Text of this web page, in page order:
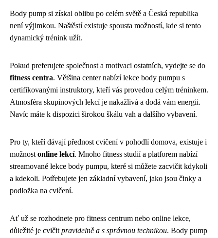
Body pump si získal oblibu po celém světě a Česká republika
není výjimkou. Naštěstí existuje spousta možností, kde si tento
dynamický trénink užít.
Pokud preferujete společnost a motivaci ostatních, vydejte se do
fitness centra. Většina center nabízí lekce body pumpu s
certifikovanými instruktory, kteří vás provedou celým tréninkem.
Atmosféra skupinových lekcí je nakažlivá a dodá vám energii.
Navíc máte k dispozici širokou škálu vah a dalšího vybavení.
Pro ty, kteří dávají přednost cvičení v pohodlí domova, existuje i
možnost online lekcí. Mnoho fitness studií a platforem nabízí
streamované lekce body pumpu, které si můžete zacvičit kdykoli
a kdekoli. Potřebujete jen základní vybavení, jako jsou činky a
podložka na cvičení.
Ať už se rozhodnete pro fitness centrum nebo online lekce,
důležité je cvičit pravidelně a s správnou technikou. Body pump